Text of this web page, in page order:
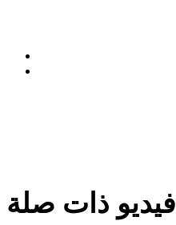
فيديو ذات صلة